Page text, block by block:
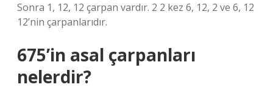
Sonra 1, 12, 12 çarpan vardır. 2 2 kez 6, 12, 2 ve 6, 12
12’nin çarpanlarıdır.
675’in asal çarpanları
nelerdir?